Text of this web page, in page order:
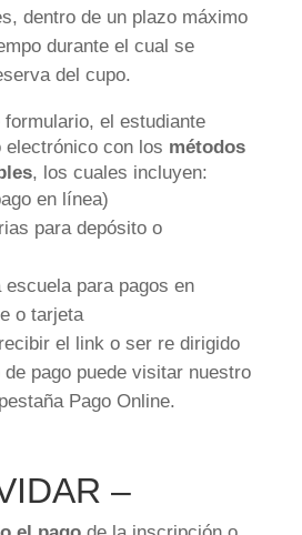
dentro de un plazo máximo
durante el cual se
del cupo.
el estudiante
con los métodos
, los cuales incluyen:
en línea)
para depósito o
escuela para pagos en
o tarjeta
el link o ser re dirigido
pago puede visitar nuestro
Pago Online.
–